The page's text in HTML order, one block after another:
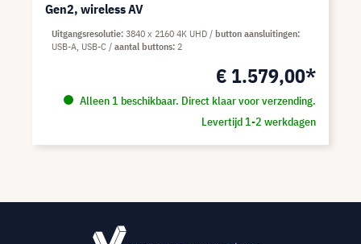
Gen2, wireless AV
€ 1.579,00*
Alleen 1 beschikbaar. Direct klaar voor verzending.
Levertijd 1-2 werkdagen
Uitgangsresolutie 3840 x 2160 4K UHD
button aansluitingen
USB-A, USB-C
aantal buttons 2